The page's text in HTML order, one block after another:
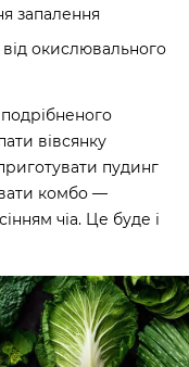
запалення
від окислювального
вівсянку
пудинг
комбо —
чіа. Це буде і